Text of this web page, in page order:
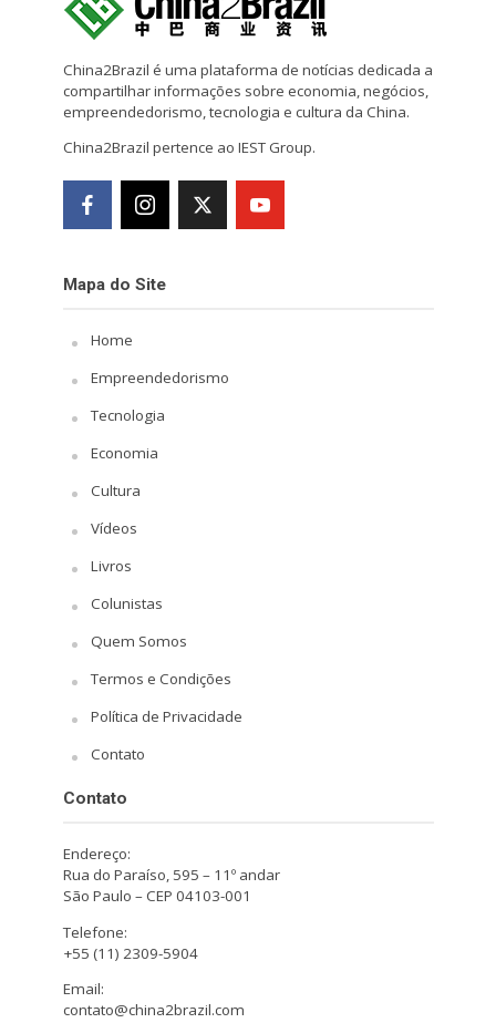
China2Brazil é uma plataforma de notícias dedicada a
compartilhar informações sobre economia, negócios,
empreendedorismo, tecnologia e cultura da China.
China2Brazil pertence ao IEST Group.
Mapa do Site
Home
Empreendedorismo
Tecnologia
Economia
Cultura
Vídeos
Livros
Colunistas
Quem Somos
Termos e Condições
Política de Privacidade
Contato
Contato
Endereço:
Rua do Paraíso, 595 – 11º andar
São Paulo – CEP 04103-001
Telefone:
+55 (11) 2309-5904
Email:
contato@china2brazil.com